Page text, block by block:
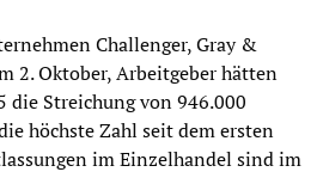
Challenger, Gray &
2. Oktober, Arbeitgeber hätten
die Streichung von 946.000
höchste Zahl seit dem ersten
im Einzelhandel sind im